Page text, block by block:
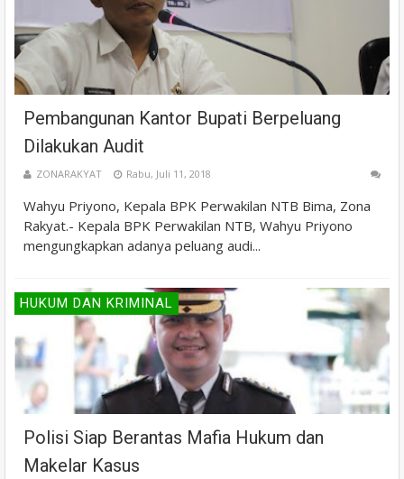
Pembangunan Kantor Bupati Berpeluang
Dilakukan Audit
ZONARAKYAT Rabu, Juli 11, 2018
Wahyu Priyono, Kepala BPK Perwakilan NTB Bima, Zona
Rakyat.- Kepala BPK Perwakilan NTB, Wahyu Priyono
mengungkapkan adanya peluang audi...
HUKUM DAN KRIMINAL
Polisi Siap Berantas Mafia Hukum dan
Makelar Kasus